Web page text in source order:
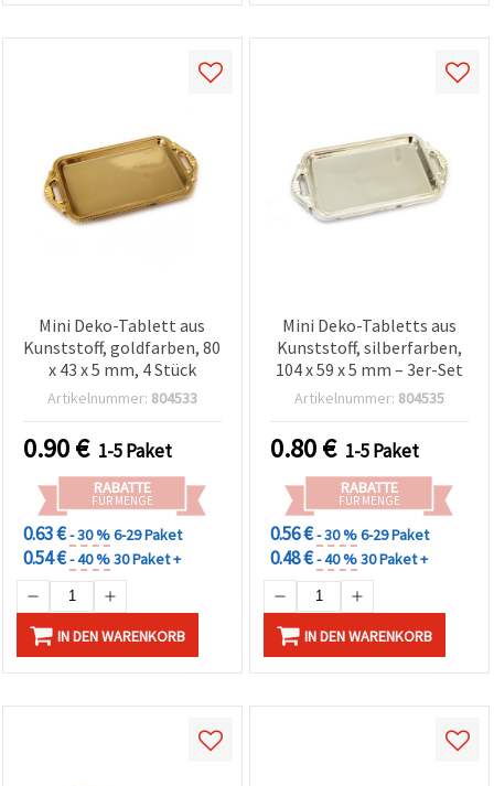
Mini Deko-Tablett aus
Kunststoff, goldfarben, 80
x 43 x 5 mm, 4 Stück
Artikelnummer: 804533
0.90€ 1-5 Paket
RABATTE
FÜR MENGE
0.63 €- 30 %6-29 Paket
0.54 €- 40 %30 Paket +
IN DEN WARENKORB
Mini Deko-Tabletts aus
Kunststoff, silberfarben,
104 x 59 x 5 mm – 3er-Set
Artikelnummer: 804535
0.80€ 1-5 Paket
RABATTE
FÜR MENGE
0.56 €- 30 %6-29 Paket
0.48 €- 40 %30 Paket +
IN DEN WARENKORB